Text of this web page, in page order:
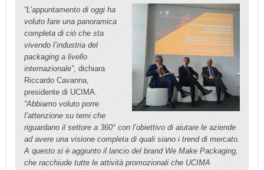
“L’appuntamento di oggi ha
voluto fare una panoramica
completa di ciò che sta
vivendo l’industria del
packaging a livello
internazionale”, dichiara
Riccardo Cavanna,
presidente di UCIMA.
“Abbiamo voluto porre
l’attenzione su temi che
riguardano il settore a 360° con l’obiettivo di aiutare le aziende
ad avere una visione completa di quali siano i trend di mercato.
A questo si è aggiunto il lancio del brand We Make Packaging,
che racchiude tutte le attività promozionali che UCIMA